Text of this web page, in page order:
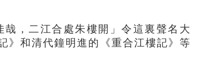
，二江合處朱樓開」令這裏聲名大
》和清代鐘明進的《重合江樓記》等